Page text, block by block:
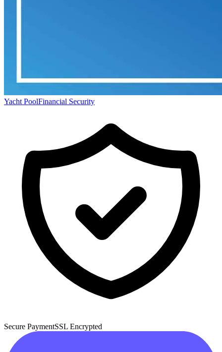
Yacht PoolFinancial Security
Secure PaymentSSL Encrypted